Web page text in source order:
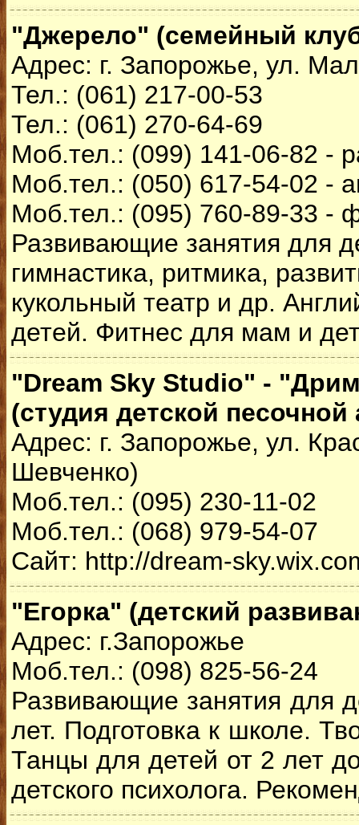
"Джерело" (семейный
Адрес: г. Запорожье, ул.
Тел.: (061) 217-00-53
Тел.: (061) 270-64-69
Моб.тел.: (099) 141-06-82 -
Моб.тел.: (050) 617-54-02 -
Моб.тел.: (095) 760-89-33 -
Развивающие занятия для
гимнастика, ритмика,
кукольный театр и др.
детей. Фитнес для мам и
"Dream Sky Studio" -
(студия детской
Адрес: г. Запорожье, ул.
Шевченко)
Моб.тел.: (095) 230-11-02
Моб.тел.: (068) 979-54-07
Сайт: http://dream-
"Егорка" (детский
Адрес: г.Запорожье
Моб.тел.: (098) 825-56-24
Развивающие занятия для
лет. Подготовка к школе.
Танцы для детей от 2 лет
детского психолога.